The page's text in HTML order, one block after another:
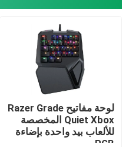
كرسي مكتب الألعاب المريح
وسادة تبريد الحاسوب
شاحن هاتف سريع
كابل بيانات عالية السرعة
لوحة مفاتيح Razer Grade
Quiet Xbox المخصصة
للألعاب بيد واحدة بإضاءة
RGB